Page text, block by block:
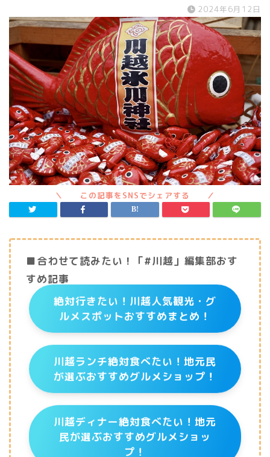
2024年6月12日
■合わせて読みたい！「#川越」編集部おす
すめ記事
絶対行きたい！川越人気観光・グ
ルメスポットおすすめまとめ！
川越ランチ絶対食べたい！地元民
が選ぶおすすめグルメショップ！
川越ディナー絶対食べたい！地元
民が選ぶおすすめグルメショッ
プ！